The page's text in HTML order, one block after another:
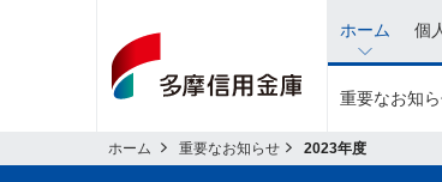
ホーム 個
重要なお知
ホーム 重要なお知らせ 2023年度